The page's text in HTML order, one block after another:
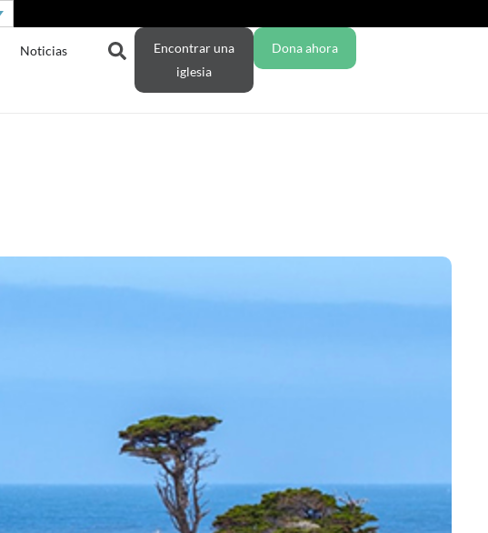
Noticias
Encontrar una
iglesia
Dona ahora